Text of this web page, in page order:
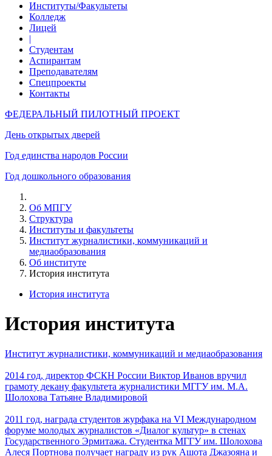
Институты/Факультеты
Колледж
Лицей
|
Студентам
Аспирантам
Преподавателям
Спецпроекты
Контакты
ФЕДЕРАЛЬНЫЙ ПИЛОТНЫЙ ПРОЕКТ
День открытых дверей
Год единства народов России
Год дошкольного образования
Об МПГУ
Структура
Институты и факультеты
Институт журналистики, коммуникаций и
медиаобразования
Об институте
История института
История института
История института
Институт журналистики, коммуникаций и медиаобразования
2014 год, директор ФСКН России Виктор Иванов вручил
грамоту декану факультета журналистики МГГУ им. М.А.
Шолохова Татьяне Владимировой
2011 год, награда студентов журфака на VI Международном
форуме молодых журналистов «Диалог культур» в стенах
Государственного Эрмитажа. Студентка МГГУ им. Шолохова
Алеся Портнова получает награду из рук Ашота Джазояна и